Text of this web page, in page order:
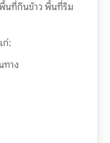
นที่กินข้าว พื้นที่ริม
ก่:
ทาง